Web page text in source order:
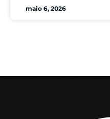
maio 6, 2026